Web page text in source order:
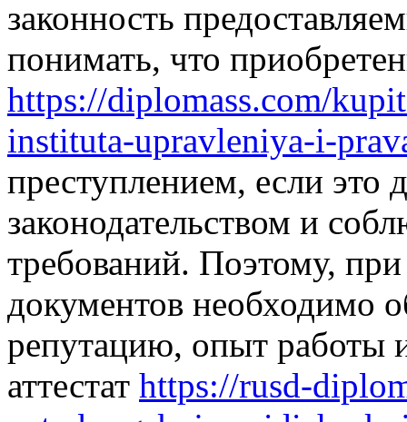
законность
понимать, что
https://diplomass.com/
instituta-upravleniya-i-
преступлением, если это
законодательством и
требований. Поэтому,
документов необходимо
репутацию, опыт работы
аттестат https://rusd-